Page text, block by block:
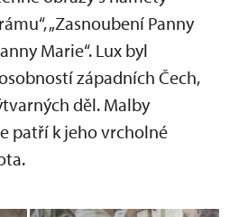
„Zasnoubení Panny
Marie“. Lux byl
západních Čech,
děl. Malby
patří k jeho vrcholné